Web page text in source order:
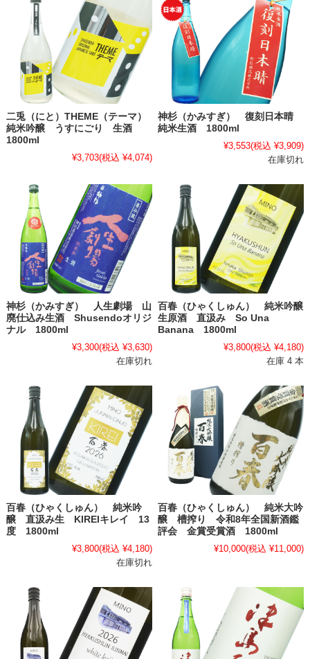
二兎（にと）THEME（テーマ）
純米吟醸 うすにごり 生酒
1800ml
¥3,703(税込 ¥4,074)
神杉（かみすぎ） 復刻日本晴
純米生酒 1800ml
¥3,553(税込 ¥3,909)
在庫切れ
神杉（かみすぎ） 人生劇場 山
廃仕込み生酒 Shusendoオリジ
ナル 1800ml
¥3,300(税込 ¥3,630)
在庫切れ
百春（ひゃくしゅん） 純米吟醸
生原酒 直汲み So Una
Banana 1800ml
¥3,800(税込 ¥4,180)
在庫 4 本
百春（ひゃくしゅん） 純米吟
醸 直汲み生 KIREIキレイ 13
度 1800ml
¥3,800(税込 ¥4,180)
在庫切れ
百春（ひゃくしゅん） 純米大吟
醸 槽搾り 令和8年全国新酒鑑
評会 金賞受賞酒 1800ml
¥10,000(税込 ¥11,000)